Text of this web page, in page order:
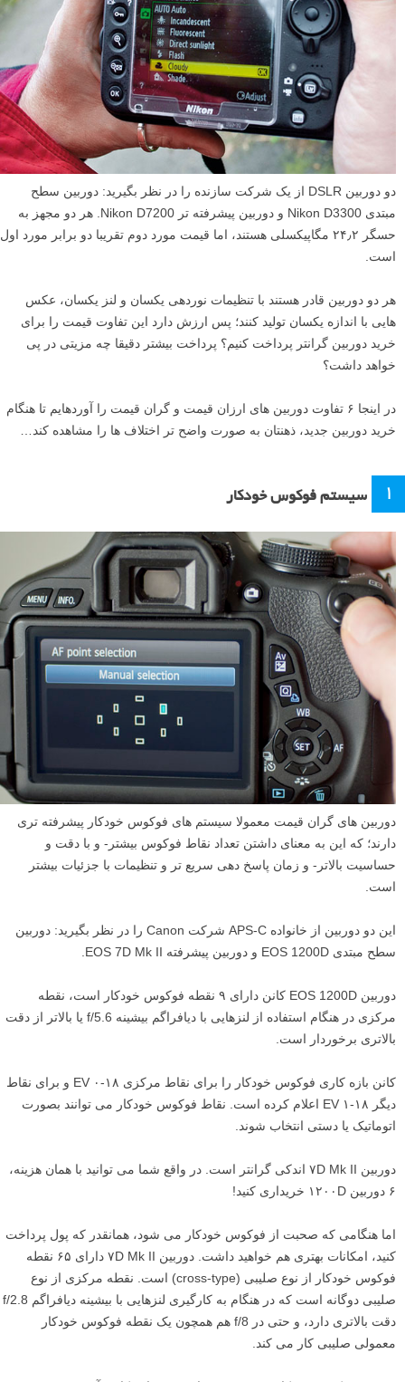
دو دوربین DSLR از یک شرکت سازنده را در نظر بگیرید: دوربین سطح
مبتدی Nikon D3300 و دوربین پیشرفته تر Nikon D7200. هر دو مجهز به
حسگر ۲۴٫۲ مگاپیکسلی هستند، اما قیمت مورد دوم تقریبا دو برابر مورد اول
است.
هر دو دوربین قادر هستند با تنظیمات نوردهی یکسان و لنز یکسان، عکس
هایی با اندازه یکسان تولید کنند؛ پس ارزش دارد این تفاوت قیمت را برای
خرید دوربین گرانتر پرداخت کنیم؟ پرداخت بیشتر دقیقا چه مزیتی در پی
خواهد داشت؟
در اینجا ۶ تفاوت دوربین های ارزان قیمت و گران قیمت را آوردهایم تا هنگام
خرید دوربین جدید، ذهنتان به صورت واضح تر اختلاف ها را مشاهده کند…
۱ سیستم فوکوس خودکار
دوربین های گران قیمت معمولا سیستم های فوکوس خودکار پیشرفته تری
دارند؛ که این به معنای داشتن تعداد نقاط فوکوس بیشتر- و با دقت و
حساسیت بالاتر- و زمان پاسخ دهی سریع تر و تنظیمات با جزئیات بیشتر
است.
این دو دوربین از خانواده APS-C شرکت Canon را در نظر بگیرید: دوربین
سطح مبتدی EOS 1200D و دوربین پیشرفته EOS 7D Mk II.
دوربین EOS 1200D کانن دارای ۹ نقطه فوکوس خودکار است، نقطه
مرکزی در هنگام استفاده از لنزهایی با دیافراگم بیشینه f/5.6 یا بالاتر از دقت
بالاتری برخوردار است.
کانن بازه کاری فوکوس خودکار را برای نقاط مرکزی ۱۸-۰ EV و برای نقاط
دیگر ۱۸-۱ EV اعلام کرده است. نقاط فوکوس خودکار می توانند بصورت
اتوماتیک یا دستی انتخاب شوند.
دوربین ۷D Mk II اندکی گرانتر است. در واقع شما می توانید با همان هزینه،
۶ دوربین ۱۲۰۰D خریداری کنید!
اما هنگامی که صحبت از فوکوس خودکار می شود، همانقدر که پول پرداخت
کنید، امکانات بهتری هم خواهید داشت. دوربین ۷D Mk II دارای ۶۵ نقطه
فوکوس خودکار از نوع صلیبی (cross-type) است. نقطه مرکزی از نوع
صلیبی دوگانه است که در هنگام به کارگیری لنزهایی با بیشینه دیافراگم f/2.8
دقت بالاتری دارد، و حتی در f/8 هم همچون یک نقطه فوکوس خودکار
معمولی صلیبی کار می کند.